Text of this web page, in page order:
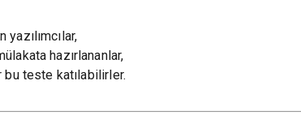
hazırlananlar,
bu teste katılabilirler.